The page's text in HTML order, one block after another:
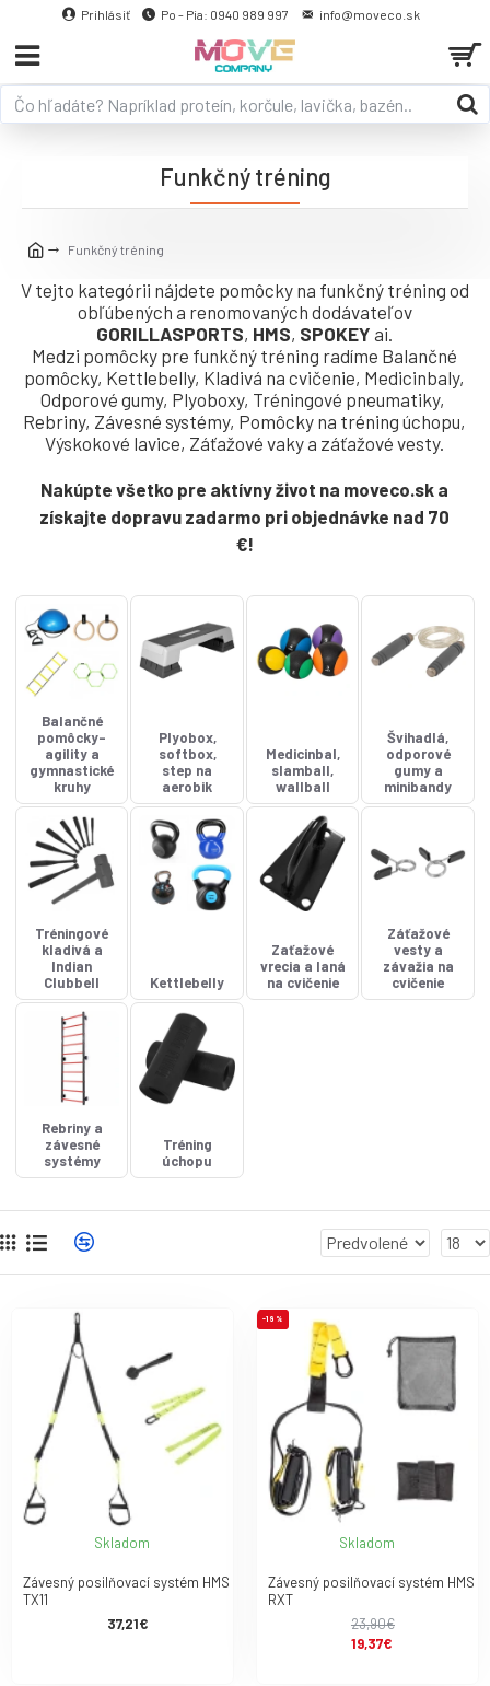
Prihlásiť Po - Pia: 0940 989 997 info@moveco.sk
Funkčný tréning
Funkčný tréning
V tejto kategórii nájdete pomôcky na funkčný tréning od
obľúbených a renomovaných dodávateľov
GORILLASPORTS, HMS, SPOKEY ai.
Medzi pomôcky pre funkčný tréning radíme Balančné
pomôcky, Kettlebelly, Kladivá na cvičenie, Medicinbaly,
Odporové gumy, Plyoboxy, Tréningové pneumatiky,
Rebriny, Závesné systémy, Pomôcky na tréning úchopu,
Výskokové lavice, Záťažové vaky a záťažové vesty.
Nakúpte všetko pre aktívny život na moveco.sk a
získajte dopravu zadarmo pri objednávke nad 70
€!
Balančné
pomôcky-
agility a
gymnastické
kruhy
Plyobox,
softbox,
step na
aerobik
Medicinbal,
slamball,
wallball
Švihadlá,
odporové
gumy a
minibandy
Tréningové
kladivá a
Indian
Clubbell
Kettlebelly
Zaťažové
vrecia a laná
na cvičenie
Záťažové
vesty a
závažia na
cvičenie
Rebriny a
závesné
systémy
Tréning
úchopu
Skladom
Závesný posilňovací systém HMS
TX11
37,21€
-19 %
Skladom
Závesný posilňovací systém HMS
RXT
19,37€
23,90€